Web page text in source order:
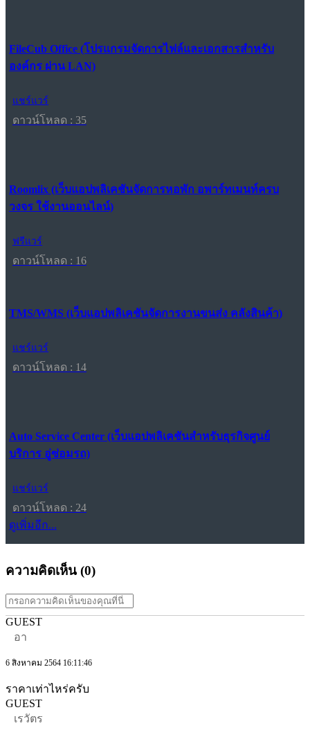
FileCub Office (โปรแกรมจัดการไฟล์และเอกสารสำหรับ
องค์กร ผ่าน LAN)
แชร์แวร์
ดาวน์โหลด : 35
Roomlix (เว็บแอปพลิเคชันจัดการหอพัก อพาร์ทเมนท์ครบ
วงจร ใช้งานออนไลน์)
ฟรีแวร์
ดาวน์โหลด : 16
TMS/WMS (เว็บแอปพลิเคชันจัดการงานขนส่ง คลังสินค้า)
แชร์แวร์
ดาวน์โหลด : 14
Auto Service Center (เว็บแอปพลิเคชันสำหรับธุรกิจศูนย์
บริการ อู่ซ่อมรถ)
แชร์แวร์
ดาวน์โหลด : 24
ดูเพิ่มอีก...
ความคิดเห็น (0)
GUEST
อา
6 สิงหาคม 2564 16:11:46
ราคาเท่าไหร่ครับ
GUEST
เรวัตร